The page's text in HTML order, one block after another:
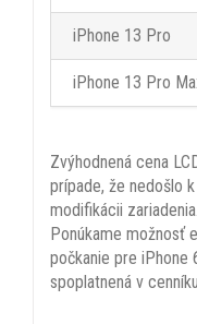
iPhone 13 Pro
iPhone 13 Pro
Zvýhodnená cena
prípade, že nedošlo
modifikácii zariadenia.
Ponúkame možnosť
počkanie pre iPhone
spoplatnená v